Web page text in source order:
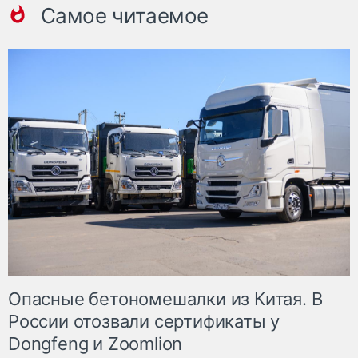
Самое читаемое
Опасные бетономешалки из Китая. В
России отозвали сертификаты у
Dongfeng и Zoomlion